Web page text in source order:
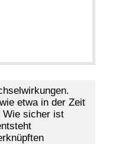
etwa in der Zeit
Wie sicher ist